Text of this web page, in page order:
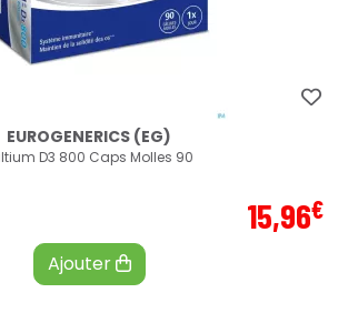
EUROGENERICS (EG)
Fultium D3 800 Caps Molles 90
15,96€
Ajouter